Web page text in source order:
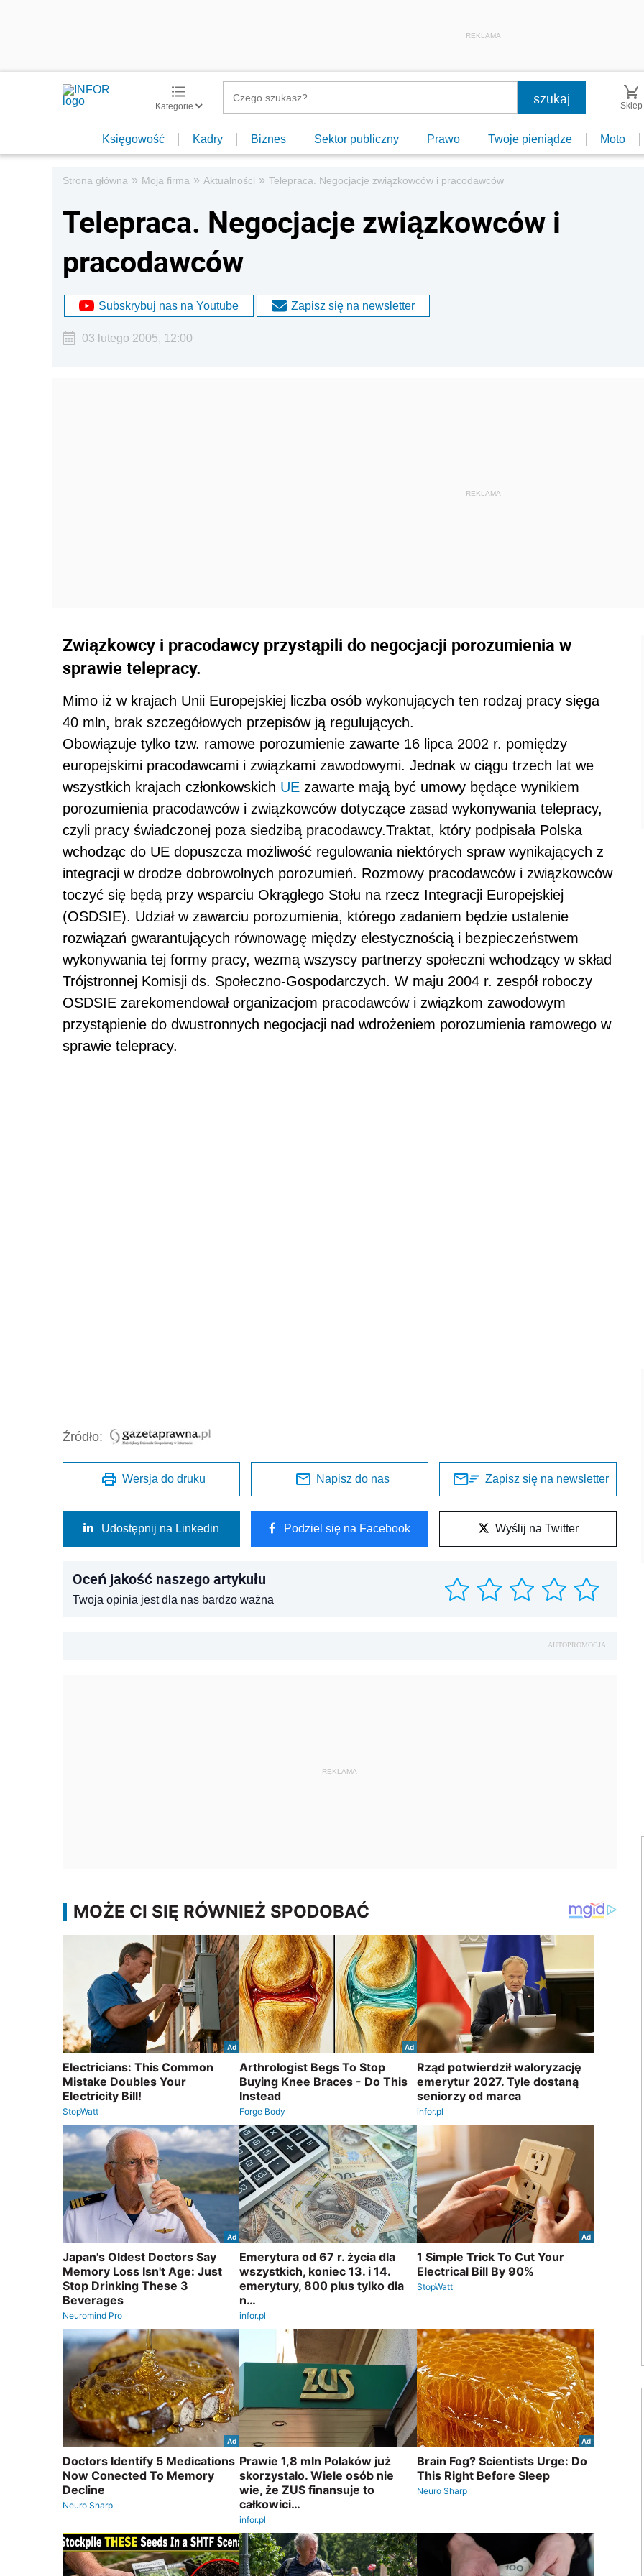
REKLAMA
Kategorie Sklep
Księgowość Kadry Biznes Sektor publiczny Prawo Twoje pieniądze Moto
Strona główna » Moja firma » Aktualności » Telepraca. Negocjacje związkowców i pracodawców
Telepraca. Negocjacje związkowców i
pracodawców
Subskrybuj nas na Youtube Zapisz się na newsletter
03 lutego 2005, 12:00
Związkowcy i pracodawcy przystąpili do negocjacji porozumienia w
sprawie telepracy.
Mimo iż w krajach Unii Europejskiej liczba osób wykonujących ten rodzaj pracy sięga
40 mln, brak szczegółowych przepisów ją regulujących.
Obowiązuje tylko tzw. ramowe porozumienie zawarte 16 lipca 2002 r. pomiędzy
europejskimi pracodawcami i związkami zawodowymi. Jednak w ciągu trzech lat we
wszystkich krajach członkowskich UE zawarte mają być umowy będące wynikiem
porozumienia pracodawców i związkowców dotyczące zasad wykonywania telepracy,
czyli pracy świadczonej poza siedzibą pracodawcy.Traktat, który podpisała Polska
wchodząc do UE dopuszcza możliwość regulowania niektórych spraw wynikających z
integracji w drodze dobrowolnych porozumień. Rozmowy pracodawców i związkowców
toczyć się będą przy wsparciu Okrągłego Stołu na rzecz Integracji Europejskiej
(OSDSIE). Udział w zawarciu porozumienia, którego zadaniem będzie ustalenie
rozwiązań gwarantujących równowagę między elestycznością i bezpieczeństwem
wykonywania tej formy pracy, wezmą wszyscy partnerzy społeczni wchodzący w skład
Trójstronnej Komisji ds. Społeczno-Gospodarczych. W maju 2004 r. zespół roboczy
OSDSIE zarekomendował organizacjom pracodawców i związkom zawodowym
przystąpienie do dwustronnych negocjacji nad wdrożeniem porozumienia ramowego w
sprawie telepracy.
Źródło:
Wersja do druku Napisz do nas Zapisz się na newsletter
Udostępnij na Linkedin Podziel się na Facebook Wyślij na Twitter
Oceń jakość naszego artykułu
Twoja opinia jest dla nas bardzo ważna
AUTOPROMOCJA
REKLAMA